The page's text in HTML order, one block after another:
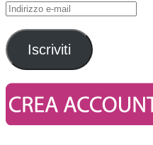
Indirizzo
mail
Iscriviti